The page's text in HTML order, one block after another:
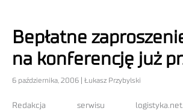
Bepłatne
na konferencję już
6 października, 2006 | Łukasz Przybylski
Redakcja serwisu